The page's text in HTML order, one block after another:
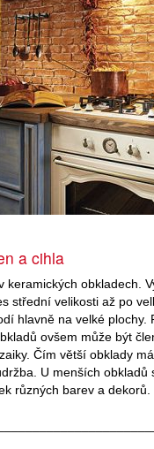
a cihla
keramických obkladech.
střední velikosti až po
hlavně na velké plochy.
ovšem může být
Čím větší obklady
U menších obkladů
různých barev a dekorů.